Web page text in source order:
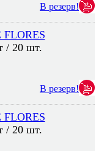
В резерв!
/ 20 шт.
В резерв!
/ 20 шт.